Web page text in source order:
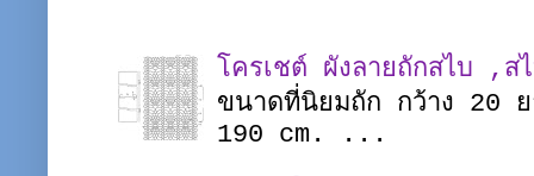
โครเชต์ ผังลายถักสไบ ,ส
ขนาดที่นิยมถัก กว้าง 20
190 cm. ...